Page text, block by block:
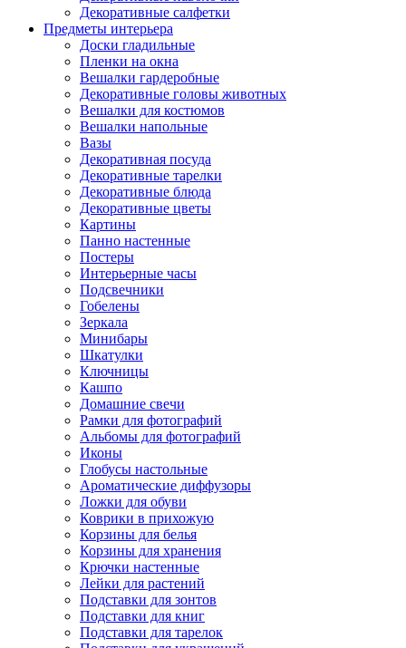
Декоративные салфетки
Предметы интерьера
Доски гладильные
Пленки на окна
Вешалки гардеробные
Декоративные головы животных
Вешалки для костюмов
Вешалки напольные
Вазы
Декоративная посуда
Декоративные тарелки
Декоративные блюда
Декоративные цветы
Картины
Панно настенные
Постеры
Интерьерные часы
Подсвечники
Гобелены
Зеркала
Минибары
Шкатулки
Ключницы
Кашпо
Домашние свечи
Рамки для фотографий
Альбомы для фотографий
Иконы
Глобусы настольные
Ароматические диффузоры
Ложки для обуви
Коврики в прихожую
Корзины для белья
Корзины для хранения
Крючки настенные
Лейки для растений
Подставки для зонтов
Подставки для книг
Подставки для тарелок